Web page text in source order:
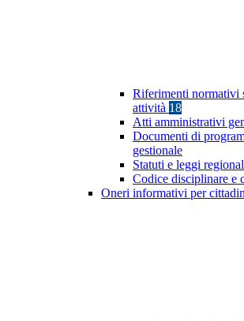
Riferimenti normativi
attività 18
Atti amministrativi
Documenti di
gestionale
Statuti e leggi
Codice disciplinare e
Oneri informativi per